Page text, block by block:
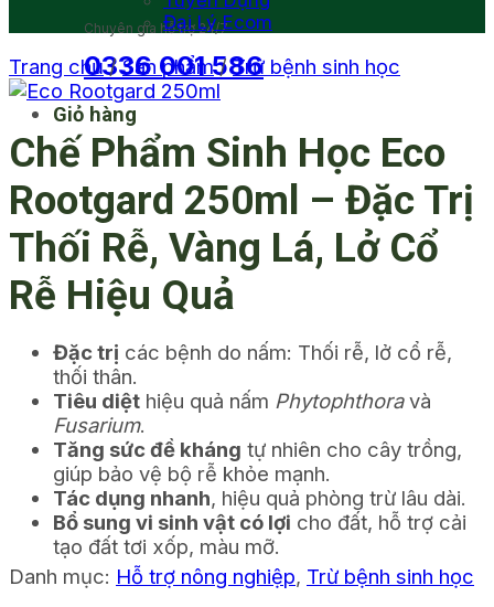
Chuyên gia hỗ trợ 24/7
0336 001 586
Giỏ hàng
Đại Lý Ecom
Trang chủ / Sản phẩm / Trừ bệnh sinh học
Chế Phẩm Sinh Học Eco
Rootgard 250ml – Đặc Trị
Thối Rễ, Vàng Lá, Lở Cổ
Rễ Hiệu Quả
Đặc trị các bệnh do nấm: Thối rễ, lở cổ rễ,
thối thân.
Tiêu diệt hiệu quả nấm Phytophthoravà
Fusarium.
Tăng sức đề kháng tự nhiên cho cây trồng,
giúp bảo vệ bộ rễ khỏe mạnh.
Tác dụng nhanh, hiệu quả phòng trừ lâu dài.
Bổ sung vi sinh vật có lợi cho đất, hỗ trợ cải
tạo đất tơi xốp, màu mỡ.
Danh mục: Hỗ trợ nông nghiệp, Trừ bệnh sinh học